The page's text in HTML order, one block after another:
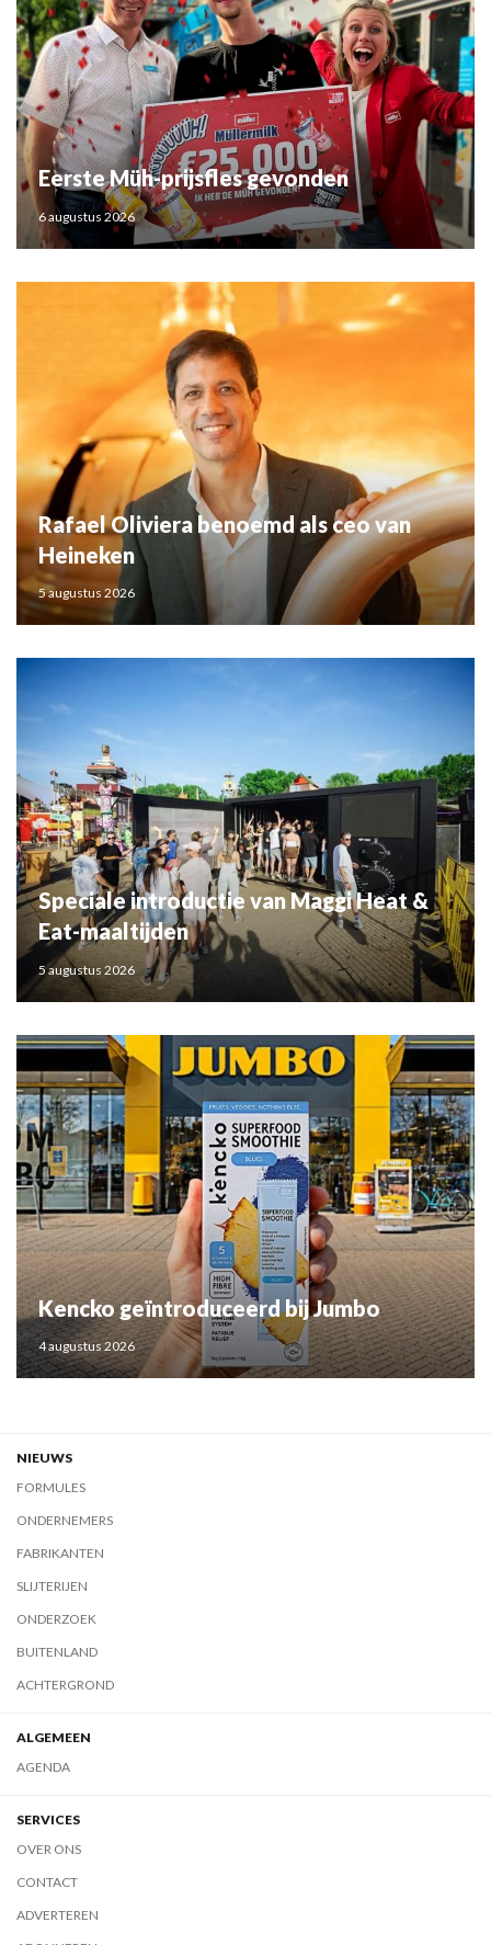
Eerste Müh-prijsfles gevonden
6 augustus 2026
Rafael Oliviera benoemd als ceo van
Heineken
5 augustus 2026
Speciale introductie van Maggi Heat &
Eat-maaltijden
5 augustus 2026
Kencko geïntroduceerd bij Jumbo
4 augustus 2026
NIEUWS
FORMULES
ONDERNEMERS
FABRIKANTEN
SLIJTERIJEN
ONDERZOEK
BUITENLAND
ACHTERGROND
ALGEMEEN
AGENDA
SERVICES
OVER ONS
CONTACT
ADVERTEREN